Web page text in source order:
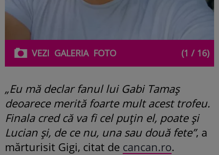
VEZI GALERIAFOTO (1 / 16)
„Eu mă declar fanul lui Gabi Tamaș
deoarece merită foarte mult acest trofeu.
Finala cred că va fi cel puțin el, poate și
Lucian și, de ce nu, una sau două fete”, a
mărturisit Gigi, citat de cancan.ro.